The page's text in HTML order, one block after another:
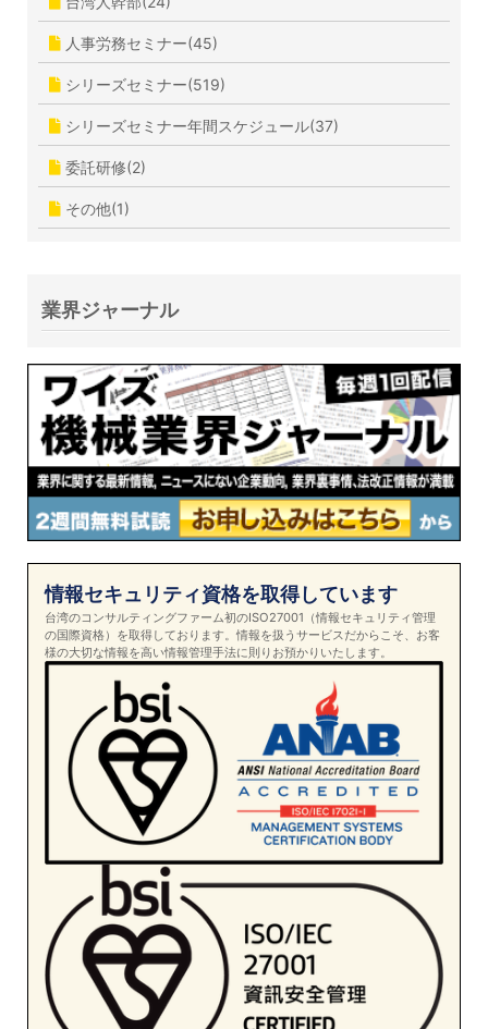
人事労務セミナー(45)
シリーズセミナー(519)
シリーズセミナー年間スケジュール(37)
委託研修(2)
その他(1)
業界ジャーナル
情報セキュリティ資格を取得しています
台湾のコンサルティングファーム初のISO27001（情報セキュリティ管理
の国際資格）を取得しております。情報を扱うサービスだからこそ、お客
様の大切な情報を高い情報管理手法に則りお預かりいたします。